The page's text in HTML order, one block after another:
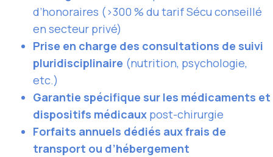
d’honoraires (>300 % du tarif Sécu conseillé
en secteur privé)
Prise en charge des consultations de suivi
pluridisciplinaire (nutrition, psychologie,
etc.)
Garantie spécifique sur les médicaments et
dispositifs médicaux post-chirurgie
Forfaits annuels dédiés aux frais de
transport ou d’hébergement